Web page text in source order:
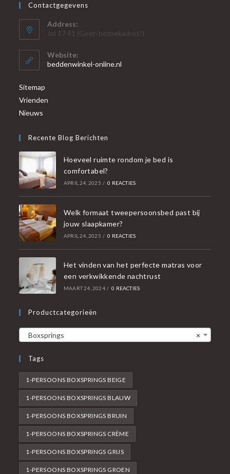
Contactgegevens
Address:
Jol 17 41 (Geen bezoekadres!)
Website:
beddenwinkel-online.nl
Sitemap
Vrienden
Nieuws
Recente Blog Berichten
Hoeveel ruimte rondom je bed is
comfortabel?
APRIL 24, 2025 / 0 REACTIES
Welk formaat tweepersoonsbed past bij
jouw slaapkamer?
APRIL 24, 2025 / 0 REACTIES
Het vinden van het perfecte matras voor
een verkwikkende nachtrust
MAART 24, 2024 / 0 REACTIES
Productcategorieën
×
Boxsprings
Tags
1-PERSOONS BOXSPRINGS BEIGE
1-PERSOONS BOXSPRINGS BLAUW
1-PERSOONS BOXSPRINGS BRUIN
1-PERSOONS BOXSPRINGS CRÈME
1-PERSOONS BOXSPRINGS GRIJS
1-PERSOONS BOXSPRINGS GROEN